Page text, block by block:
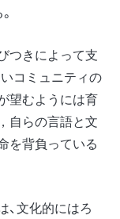
つきによって支
コミュニティの
望むようには育
自らの言語と文
を背負っている
文化的にはろ